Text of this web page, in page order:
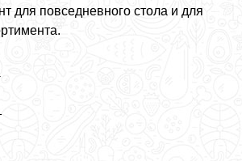
для повседневного стола и для